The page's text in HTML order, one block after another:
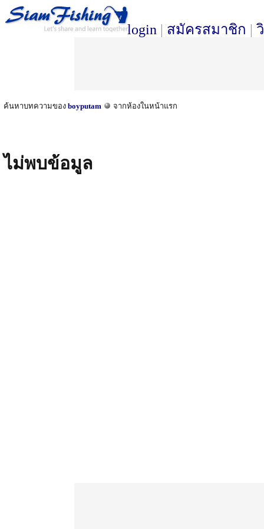
login | สมัครสมาชิก |
ค้นหาบทความของ boyputam จากห้องในหน้าแรก
ไม่พบข้อมูล